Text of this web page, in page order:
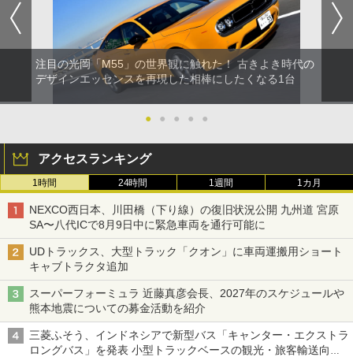
注目の光岡「M55」の世界観に触れた！ 古きよき時代の
デザインエッセンスを再現した相棒にしたくなる1台
● ● ● ● ●
アクセスランキング
1時間 24時間 1週間 1カ月
NEXCO西日本、川田橋（下り線）の復旧状況公開 九州道 宮原
SA〜八代ICで8月9日中に緊急車両を通行可能に
UDトラックス、大型トラック「クオン」に車両運搬用ショート
キャブトラクタ追加
スーパーフォーミュラ 近藤真彦会長、2027年のスケジュールや
熊本地震についての募金活動を紹介
三菱ふそう、インドネシアで新型バス「キャンター・エクストラ
ロングバス」を発表 小型トラックベースの観光・旅客輸送向け